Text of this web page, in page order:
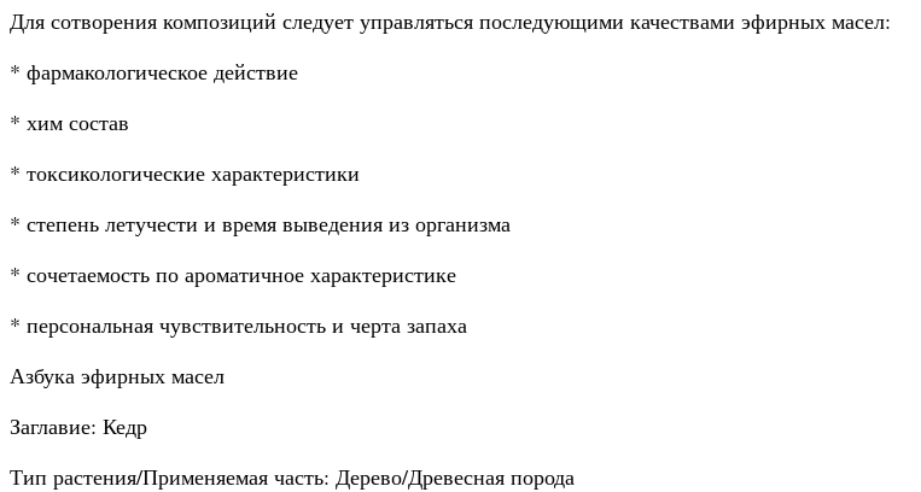
Для сотворения композиций следует управляться последующими качествами эфирных масел:
* фармакологическое действие
* хим состав
* токсикологические характеристики
* степень летучести и время выведения из организма
* сочетаемость по ароматичное характеристике
* персональная чувствительность и черта запаха
Азбука эфирных масел
Заглавие: Кедр
Тип растения/Применяемая часть: Дерево/Древесная порода